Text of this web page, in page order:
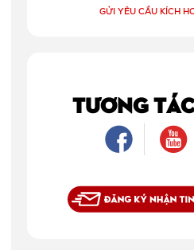
GỬI YÊU CẦU KÍCH
TƯƠNG